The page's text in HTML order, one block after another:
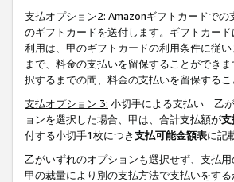
支払オプション2: Amazonギフトカードで
のギフトカードを送付します。ギフトカー
利用は、甲のギフトカードの利用条件に従
まで、料金の支払いを留保することができ
択するまでの間、料金の支払いを留保するこ
支払オプション 3: 小切手による支払い 乙が
ョンを選択した場合、甲は、合計支払額が支
付する小切手1枚につき支払可能金額表に記
乙がいずれのオプションも選択せず、支払
甲の裁量により別の支払方法で支払いをす